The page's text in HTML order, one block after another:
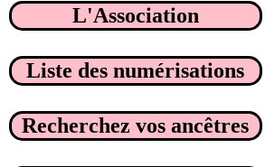
L'Association
Liste des numérisations
Recherchez vos ancêtres